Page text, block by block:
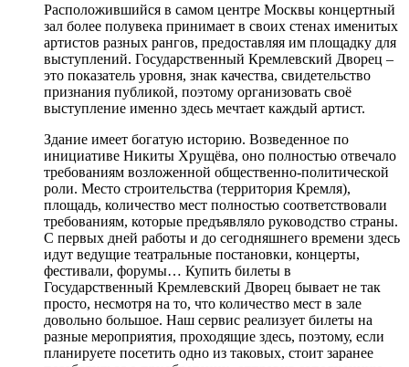
Расположившийся в самом центре Москвы концертный
зал более полувека принимает в своих стенах именитых
артистов разных рангов, предоставляя им площадку для
выступлений. Государственный Кремлевский Дворец –
это показатель уровня, знак качества, свидетельство
признания публикой, поэтому организовать своё
выступление именно здесь мечтает каждый артист.
Здание имеет богатую историю. Возведенное по
инициативе Никиты Хрущёва, оно полностью отвечало
требованиям возложенной общественно-политической
роли. Место строительства (территория Кремля),
площадь, количество мест полностью соответствовали
требованиям, которые предъявляло руководство страны.
С первых дней работы и до сегодняшнего времени здесь
идут ведущие театральные постановки, концерты,
фестивали, форумы… Купить билеты в
Государственный Кремлевский Дворец бывает не так
просто, несмотря на то, что количество мест в зале
довольно большое. Наш сервис реализует билеты на
разные мероприятия, проходящие здесь, поэтому, если
планируете посетить одно из таковых, стоит заранее